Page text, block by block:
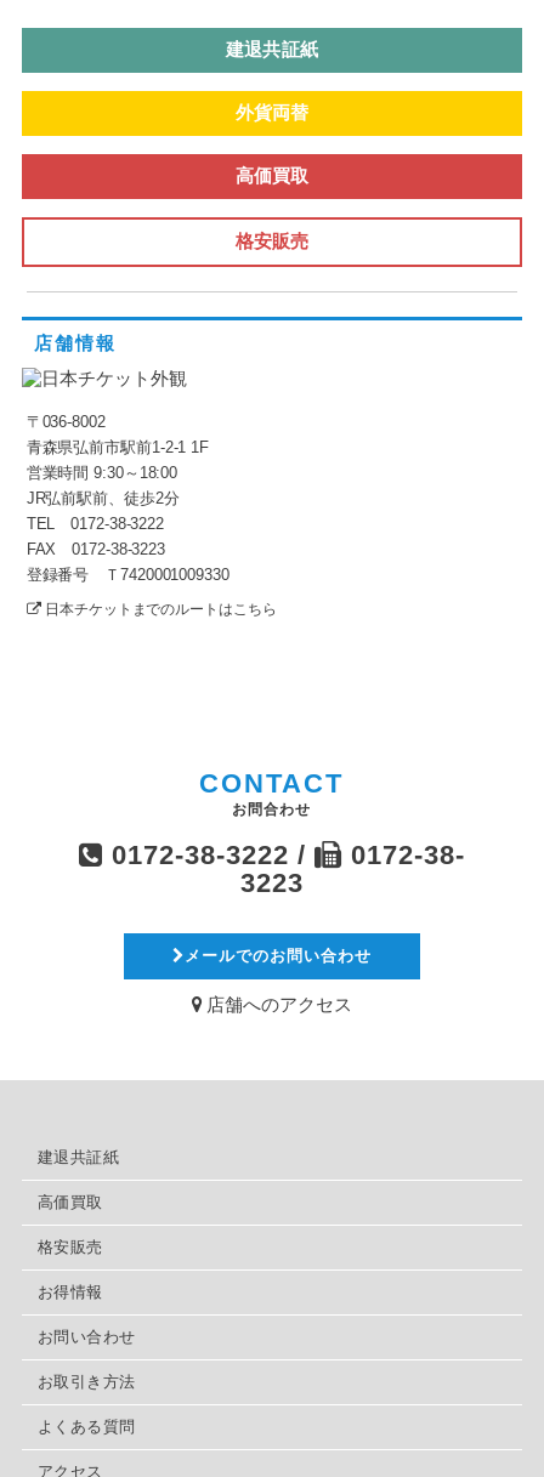
建退共証紙
外貨両替
高価買取
格安販売
店舗情報
〒036-8002
青森県弘前市駅前1-2-1 1F
営業時間 9:30～18:00
JR弘前駅前、徒歩2分
TEL 0172-38-3222
FAX 0172-38-3223
登録番号 Ｔ7420001009330
日本チケットまでのルートはこちら
CONTACT
お問合わせ
0172-38-3222 /
0172-38-
3223
メールでのお問い合わせ
店舗へのアクセス
建退共証紙
高価買取
格安販売
お得情報
お問い合わせ
お取引き方法
よくある質問
アクセス